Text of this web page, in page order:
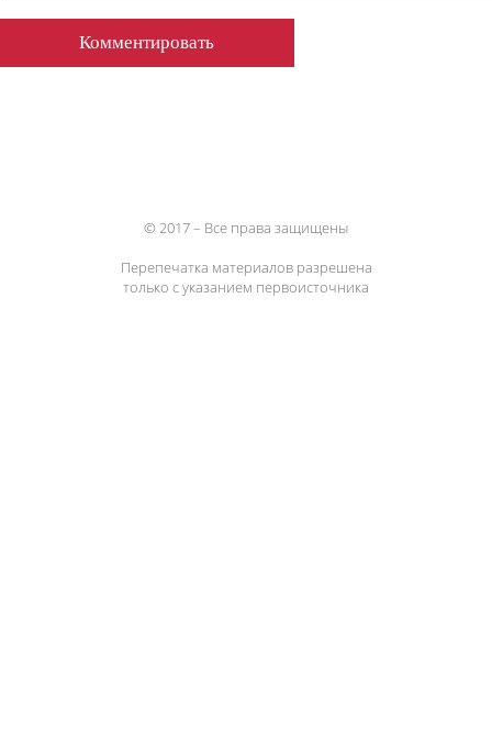
© 2017 – Все права защищены
Перепечатка материалов разрешена
только с указанием первоисточника